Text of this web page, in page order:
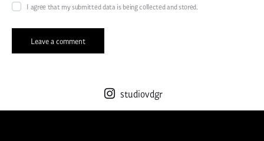
I agree that my submitted data is being collected and stored.
studiovdgr